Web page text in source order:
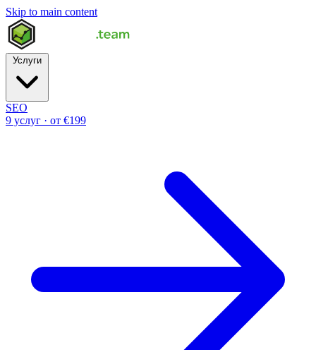
Skip to main content
SEO
9 услуг · от €199